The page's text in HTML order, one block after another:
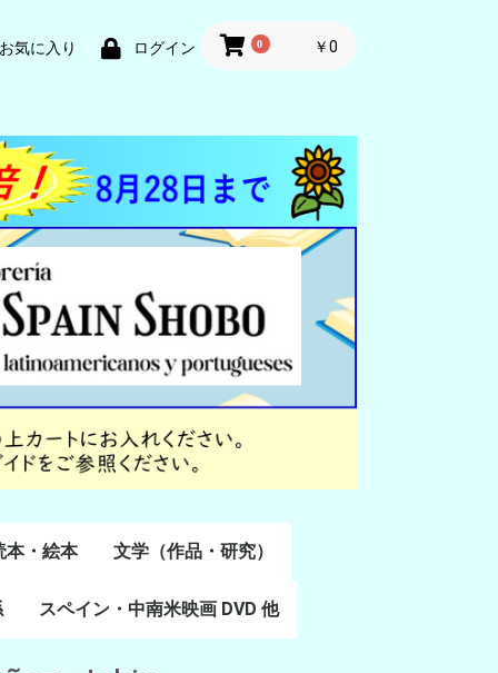
お気に入り ログイン 0 ￥0
本・絵本 文学（作品・研究）
スペイン語文学
ポルトガル語文学
カタルーニャ文学
バスク文学
その他
スペイン・中南米映画 DVD 他